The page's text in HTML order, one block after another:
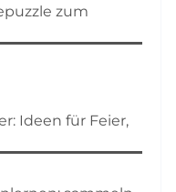
zum
Ideen für Feier,